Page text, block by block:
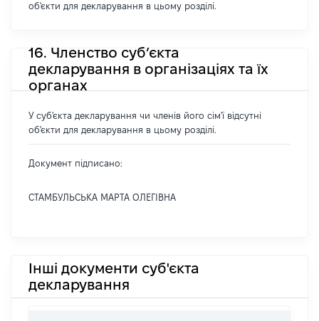
об'єкти для декларування в цьому розділі.
16. Членство суб’єкта
декларування в організаціях та їх
органах
У суб'єкта декларування чи членів його сім'ї відсутні
об'єкти для декларування в цьому розділі.
Документ підписано:
СТАМБУЛЬСЬКА МАРТА ОЛЕГІВНА
Інші документи суб'єкта
декларування